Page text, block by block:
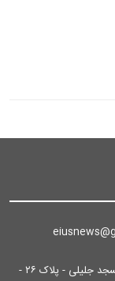
آدرس: تهران/ انتهای خیابان ایرانشهر - پایین تر از مسجد جلیلی - پلاک ۲۶ -